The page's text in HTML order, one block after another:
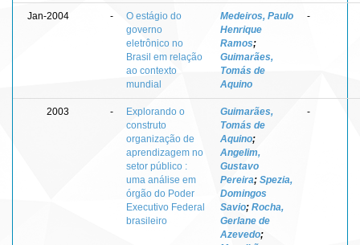
Jan-2004 -
O estágio do
governo
eletrônico no
Brasil em relação
ao contexto
mundial
Medeiros, Paulo
Henrique
Ramos;
Guimarães,
Tomás de
Aquino
-
2003 -
Explorando o
construto
organização de
aprendizagem no
setor público :
uma análise em
órgão do Poder
Executivo Federal
brasileiro
Guimarães,
Tomás de
Aquino;
Angelim,
Gustavo
Pereira; Spezia,
Domingos
Savio; Rocha,
Gerlane de
Azevedo;
-